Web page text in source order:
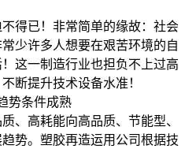
得已！非常简单的缘故：社会
少许多人想要在艰苦环境的自
这一制造行业也担负不上过高
断提升技术设备水准！
势条件成熟
、高耗能向高品质、节能型、
势。塑胶再造运用公司根据技